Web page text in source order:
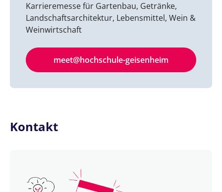
Karrieremesse für Gartenbau, Getränke,
Landschaftsarchitektur, Lebensmittel, Wein &
Weinwirtschaft
meet@hochschule-geisenheim
Kontakt